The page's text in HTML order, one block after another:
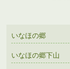
いなほの郷
いなほの郷下山